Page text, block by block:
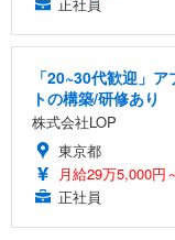
正社員
「20~30代歓迎」
トの構築/研修あり
株式会社LOP
東京都
月給29万5,000円
正社員